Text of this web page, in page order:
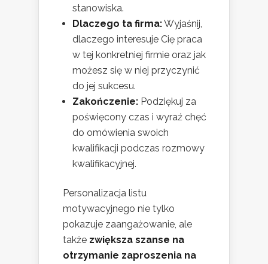
stanowiska.
Dlaczego ta firma:Wyjaśnij,
dlaczego interesuje Cię praca
w tej konkretniej firmie oraz jak
możesz się w niej przyczynić
do jej sukcesu.
Zakończenie: Podziękuj za
poświęcony czas i wyraź chęć
do omówienia swoich
kwalifikacji podczas rozmowy
kwalifikacyjnej.
Personalizacja listu
motywacyjnego nie tylko
pokazuje zaangażowanie, ale
także zwiększa szanse na
otrzymanie zaproszenia na